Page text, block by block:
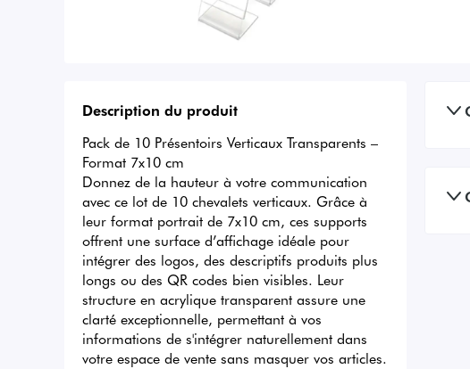
Description du produit
Pack de 10 Présentoirs Verticaux Transparents –
Format 7x10 cm
Donnez de la hauteur à votre communication
avec ce lot de 10 chevalets verticaux. Grâce à
leur format portrait de 7x10 cm, ces supports
offrent une surface d’affichage idéale pour
intégrer des logos, des descriptifs produits plus
longs ou des QR codes bien visibles. Leur
structure en acrylique transparent assure une
clarté exceptionnelle, permettant à vos
informations de s'intégrer naturellement dans
votre espace de vente sans masquer vos articles.